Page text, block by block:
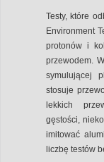
Testy, które
Environment
protonów i
przewodem.
symulującej
stosuje
lekkich
gęstości,
imitować
liczbę testów